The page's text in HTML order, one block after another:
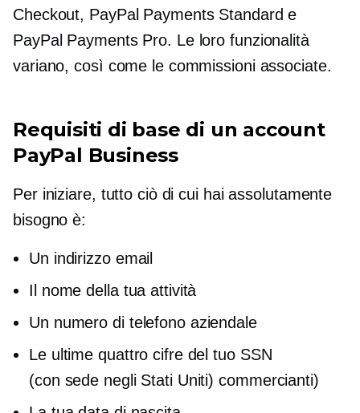
Checkout, PayPal Payments Standard e
PayPal Payments Pro. Le loro funzionalità
variano, così come le commissioni associate.
Requisiti di base di un account
PayPal Business
Per iniziare, tutto ciò di cui hai assolutamente
bisogno è:
Un indirizzo email
Il nome della tua attività
Un numero di telefono aziendale
Le ultime quattro cifre del tuo SSN
(con sede negli Stati Uniti) commercianti)